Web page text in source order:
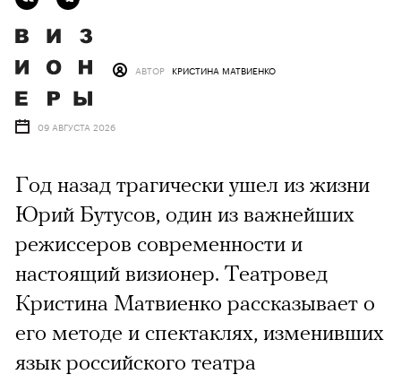
АВТОР КРИСТИНА МАТВИЕНКО
09 АВГУСТА 2026
Год назад трагически ушел из жизни
Юрий Бутусов, один из важнейших
режиссеров современности и
настоящий визионер. Театровед
Кристина Матвиенко рассказывает о
его методе и спектаклях, изменивших
язык российского театра